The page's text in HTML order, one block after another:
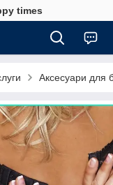
times
Аксесуари для